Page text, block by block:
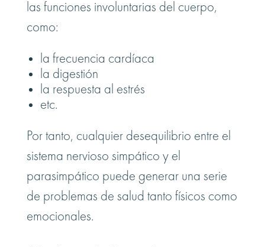
las funciones involuntarias del cuerpo,
como:
la frecuencia cardíaca
la digestión
la respuesta al estrés
etc.
Por tanto, cualquier desequilibrio entre el
sistema nervioso simpático y el
parasimpático puede generar una serie
de problemas de salud tanto físicos como
emocionales.